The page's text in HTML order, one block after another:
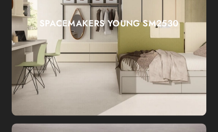
SPACEMAKERS YOUNG SM2530